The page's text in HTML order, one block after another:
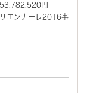
円
リエンナーレ2016事業